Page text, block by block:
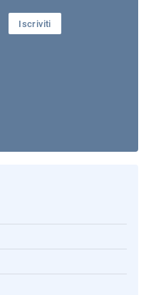
Iscriviti